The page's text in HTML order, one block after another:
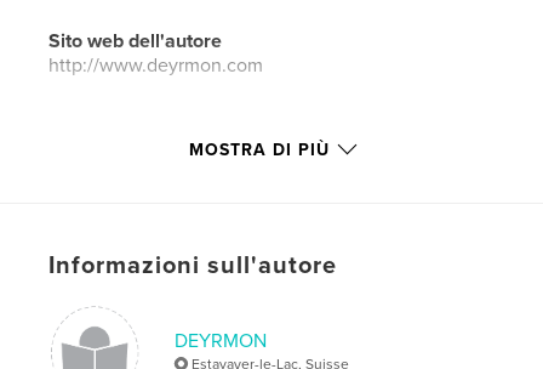
Sito web dell'autore
http://www.deyrmon.com
Funzionalità e dettagli
N° di pagine:138
LinguaFrench
MOSTRA DI PIÙ
Informazioni sull'autore
DEYRMON
Estavayer-le-Lac, Suisse